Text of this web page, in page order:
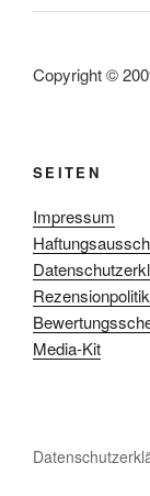
Copyright ©
SEITEN
Impressum
Rezensionpolitik
Media-Kit